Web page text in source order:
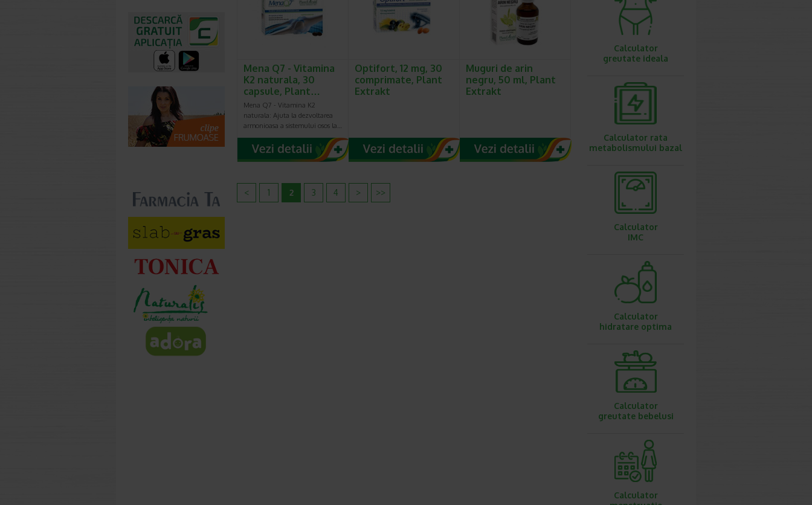
Mena Q7 - Vitamina
K2 naturala, 30
capsule, Plant…
Mena Q7 - Vitamina K2
naturala: Ajuta la dezvoltarea
armonioasa a sistemului osos la…
Optifort, 12 mg, 30
comprimate, Plant
Extrakt
Muguri de arin
negru, 50 ml, Plant
Extrakt
< 1 2 3 4 > >>
Calculator
greutate ideala
Calculator rata
metabolismului bazal
Calculator
IMC
Calculator
hidratare optima
Calculator
greutate bebelusi
Calculator